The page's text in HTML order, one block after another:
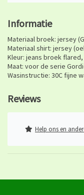
Informatie
Materiaal broek: jersey
Materiaal shirt: jersey
Kleur: jeans broek
Maat: voor de serie
Wasinstructie: 30C fijne
Reviews
Help ons en